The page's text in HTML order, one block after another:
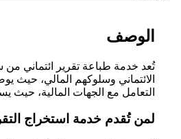
الوصف
تُعد خدمة طباعة تقرير ائتماني
الائتماني وسلوكهم المالي، حيث
التعامل مع الجهات المالية، حيث
لمن تُقدم خدمة استخراج